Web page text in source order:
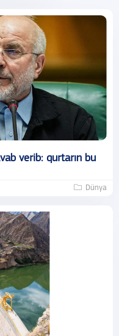
verib: qurtarın bu
Dünya